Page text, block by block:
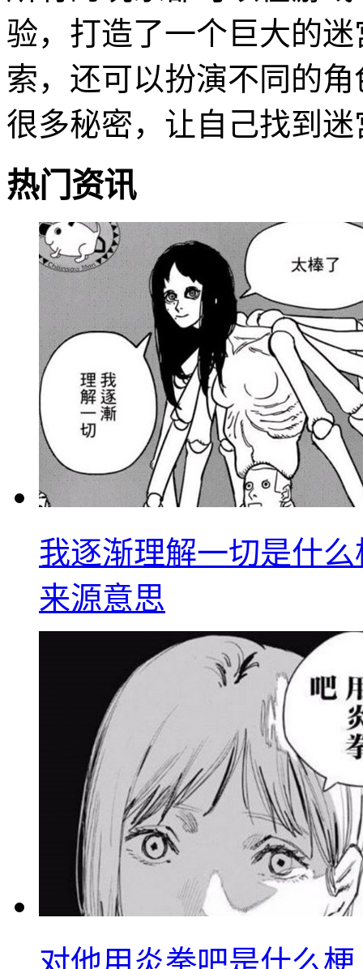
验，打造了一个巨大的
索，还可以扮演不同的
很多秘密，让自己找到
热门资讯
我逐渐理解一切是什
来源意思